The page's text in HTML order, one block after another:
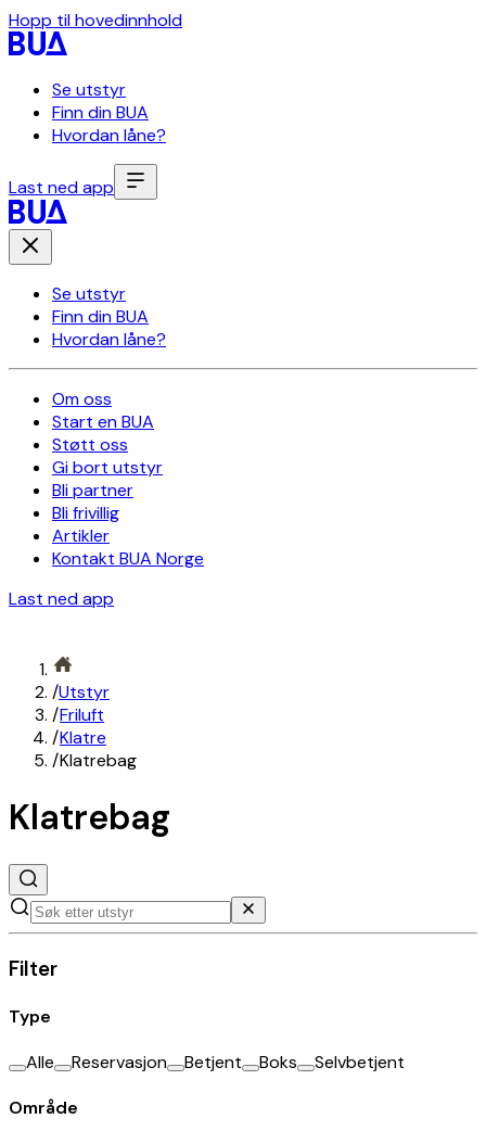
Hopp til hovedinnhold
Se utstyr
Finn din BUA
Hvordan låne?
Last ned app
Se utstyr
Finn din BUA
Hvordan låne?
Om oss
Start en BUA
Støtt oss
Gi bort utstyr
Bli partner
Bli frivillig
Artikler
Kontakt BUA Norge
Last ned app
/Utstyr
/Friluft
/Klatre
/Klatrebag
Klatrebag
Filter
Type
Alle Reservasjon Betjent Boks Selvbetjent
Område